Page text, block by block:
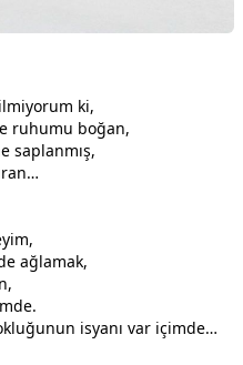
ki,
ruhumu boğan,
saplanmış,
ağlamak,
isyanı var içimde…